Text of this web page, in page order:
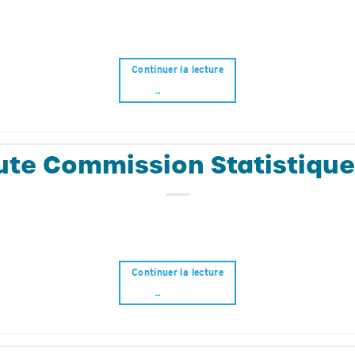
Continuer la lecture
→
Commission
Continuer la lecture
→